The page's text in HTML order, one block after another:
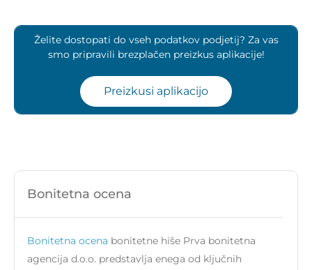
Želite dostopati do vseh podatkov podjetij? Za vas
smo pripravili brezplačen preizkus aplikacije!
Preizkusi aplikacijo
Bonitetna ocena
Bonitetna ocena bonitetne hiše Prva bonitetna
agencija d.o.o. predstavlja enega od ključnih